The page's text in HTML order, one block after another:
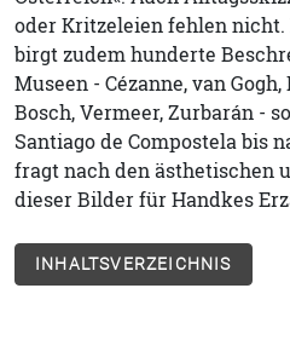
oder Kritzeleien fehlen nicht.
birgt zudem hunderte
Museen - Cézanne, van
Bosch, Vermeer, Zurbarán -
Santiago de Compostela bis
fragt nach den ästhetischen
dieser Bilder für Handkes
INHALTSVERZEICHNIS